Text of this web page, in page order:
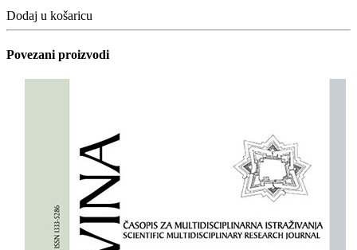
Dodaj u košaricu
Povezani proizvodi